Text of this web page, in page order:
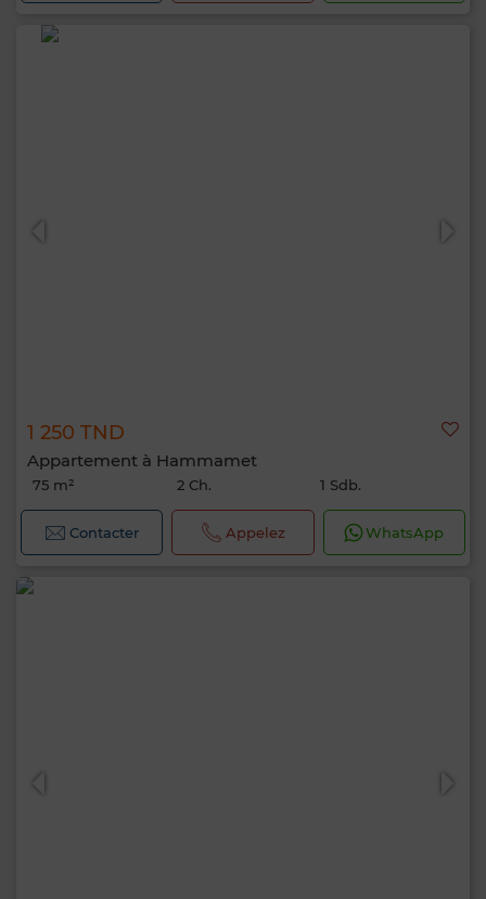
1 250 TND
Appartement à Hammamet
75 m² 2 Ch. 1 Sdb.
Contacter Appelez WhatsApp